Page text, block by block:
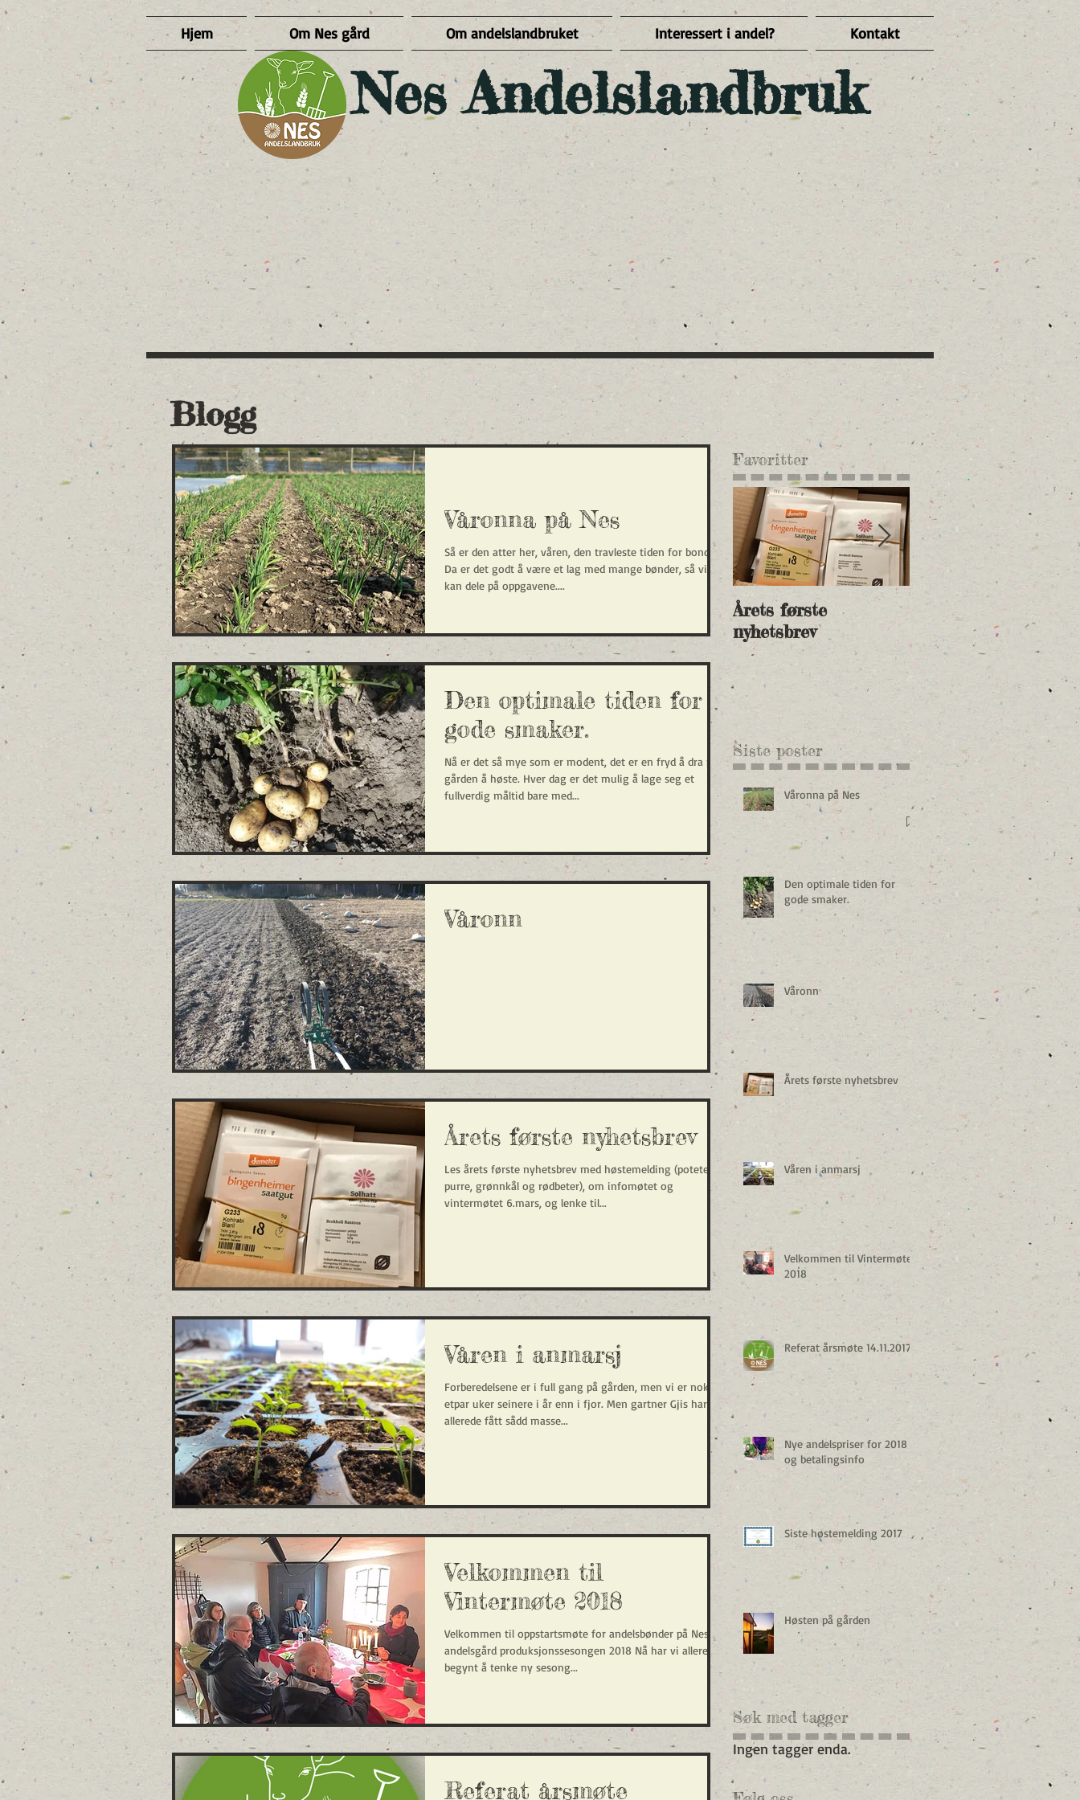
Hjem Om Nes gård Om andelslandbruket Interessert i andel? Kontakt
​ Nes Andelslandbruk
Blogg
Våronna på Nes
Så er den atter her, våren, den travleste tiden for bonden.
Da er det godt å være et lag med mange bønder, så vi
kan dele på oppgavene....
Den optimale tiden for
gode smaker.
Nå er det så mye som er modent, det er en fryd å dra på
gården å høste. Hver dag er det mulig å lage seg et
fullverdig måltid bare med...
Våronn
Årets første nyhetsbrev
Les årets første nyhetsbrev med høstemelding (poteter,
purre, grønnkål og rødbeter), om infomøtet og
vintermøtet 6.mars, og lenke til...
Våren i anmarsj
Forberedelsene er i full gang på gården, men vi er nok
etpar uker seinere i år enn i fjor. Men gartner Gjis har
allerede fått sådd masse...
Velkommen til
Vintermøte 2018
Velkommen til oppstartsmøte for andelsbønder på Nes
andelsgård produksjonssesongen 2018 Nå har vi allerede
begynt å tenke ny sesong...
Referat årsmøte
Favoritter
Årets første
nyhetsbrev
Nye andelspriser for
2018 og
Siste poster
Våronna på Nes
Den optimale tiden for
gode smaker.
Våronn
Årets første nyhetsbrev
Våren i anmarsj
Velkommen til Vintermøte
2018
Referat årsmøte 14.11.2017
Nye andelspriser for 2018
og betalingsinfo
Siste høstemelding 2017
Høsten på gården
Søk med tagger
Ingen tagger enda.